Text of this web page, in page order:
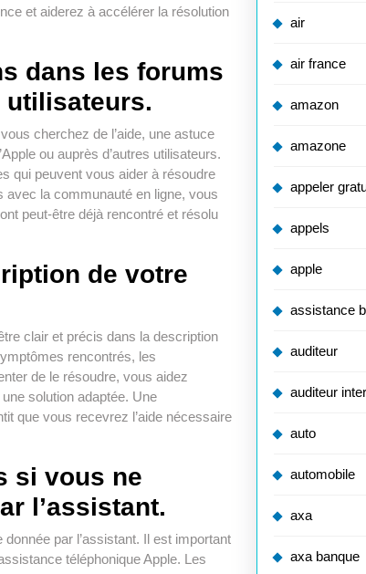
et aiderez à accélérer la résolution
dans les forums
utilisateurs.
cherchez de l’aide, une astuce
ou auprès d’autres utilisateurs.
qui peuvent vous aider à résoudre
la communauté en ligne, vous
peut-être déjà rencontré et résolu
de votre
clair et précis dans la description
rencontrés, les
de le résoudre, vous aidez
solution adaptée. Une
que vous recevrez l’aide nécessaire
si vous ne
l’assistant.
par l’assistant. Il est important
téléphonique Apple. Les
air
air france
amazon
amazone
appeler
appels
apple
assistance
auditeur
auditeur
auto
automobile
axa
axa banque